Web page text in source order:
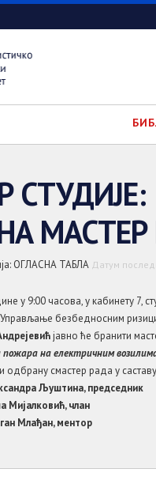
СТУДИЈЕ:
МАСТЕР
ОГЛАСНА ТАБЛА Датум
у 9:00 часова, у кабинету 7,
Управљање безбедносним
јавно ће бранити
на електричним
одбрану смастер рада у
Љуштина, председник
Мијалковић, члан
Млађан, ментор